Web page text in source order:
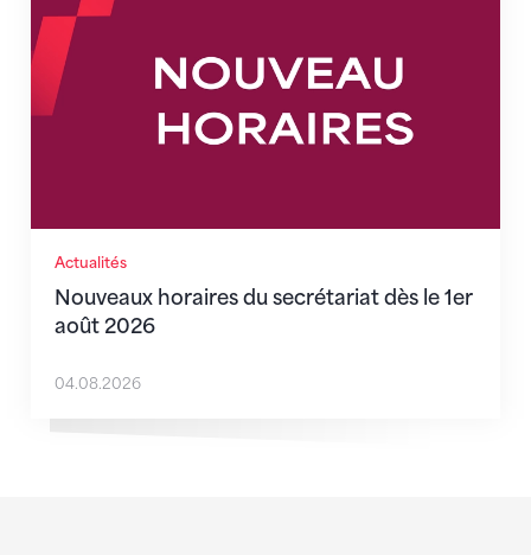
Actualités
Nouveaux horaires du secrétariat dès le 1er
août 2026
04.08.2026